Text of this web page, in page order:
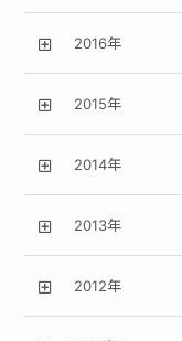
2016年
2015年
2014年
2013年
2012年